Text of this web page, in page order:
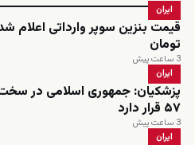
ایران
تومان
3 ساعت پیش
ایران
پزشکیان: جمهوری اسلامی در
۵۷ قرار دارد
3 ساعت پیش
ایران